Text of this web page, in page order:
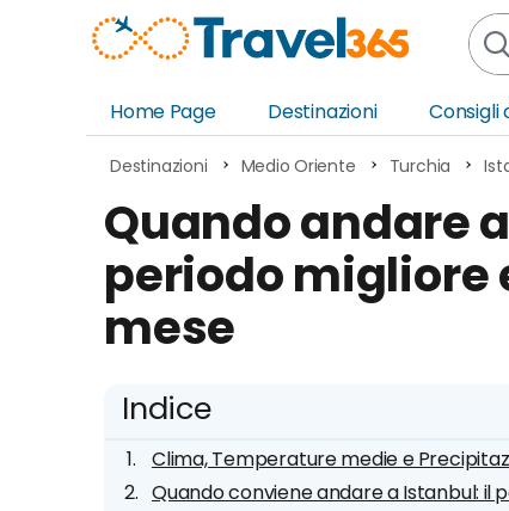
Home Page
Destinazioni
Africa
Nord America
Sud America
Consigli
Destinazioni Medio Oriente Turchia
Quando andare
periodo migliore
mese
Indice
Clima, Temperature medie e
Quando conviene andare a Istanbul: il